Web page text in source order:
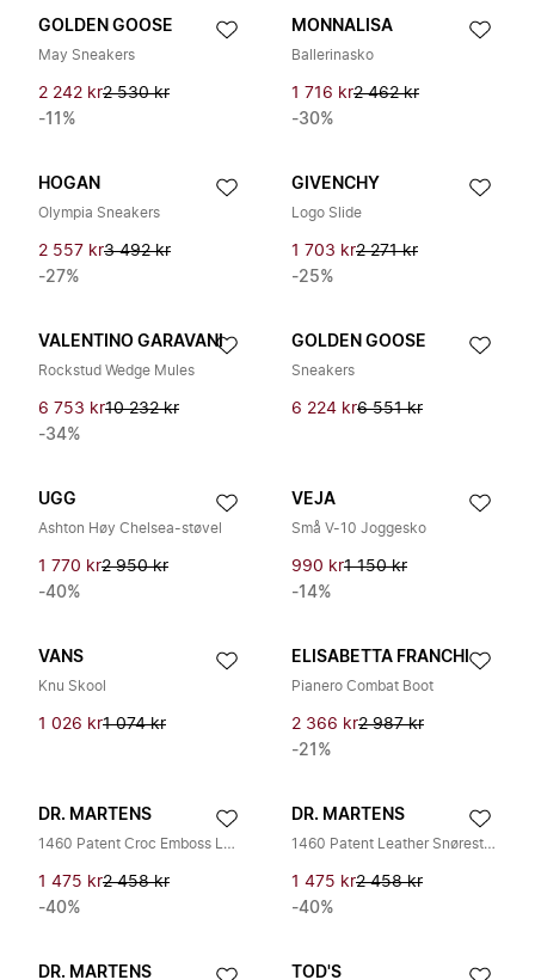
GOLDEN GOOSE
May Sneakers
2 242 kr2 530 kr
-11%
MONNALISA
Ballerinasko
1 716 kr2 462 kr
-30%
HOGAN
Olympia Sneakers
2 557 kr3 492 kr
-27%
GIVENCHY
Logo Slide
1 703 kr2 271 kr
-25%
VALENTINO GARAVANI
Rockstud Wedge Mules
6 753 kr10 232 kr
-34%
GOLDEN GOOSE
Sneakers
6 224 kr6 551 kr
UGG
Ashton Høy Chelsea-støvel
1 770 kr2 950 kr
-40%
VEJA
Små V-10 Joggesko
990 kr1 150 kr
-14%
VANS
Knu Skool
1 026 kr1 074 kr
ELISABETTA FRANCHI
Pianero Combat Boot
2 366 kr2 987 kr
-21%
DR. MARTENS
1460 Patent Croc Emboss Lærstøvler
1 475 kr2 458 kr
-40%
DR. MARTENS
1460 Patent Leather Snørestøvler
1 475 kr2 458 kr
-40%
DR. MARTENS TOD'S